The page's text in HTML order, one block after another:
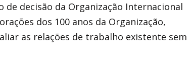
de decisão da Organização Internacional
dos 100 anos da Organização,
as relações de trabalho existente sem